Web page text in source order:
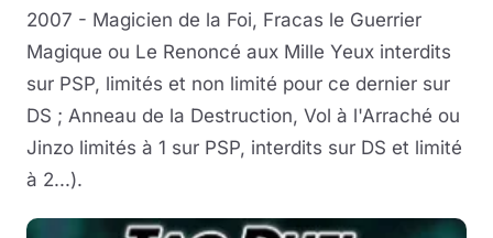
2007 - Magicien de la Foi, Fracas le Guerrier
Magique ou Le Renoncé aux Mille Yeux interdits
sur PSP, limités et non limité pour ce dernier sur
DS ; Anneau de la Destruction, Vol à l'Arraché ou
Jinzo limités à 1 sur PSP, interdits sur DS et limité
à 2...).